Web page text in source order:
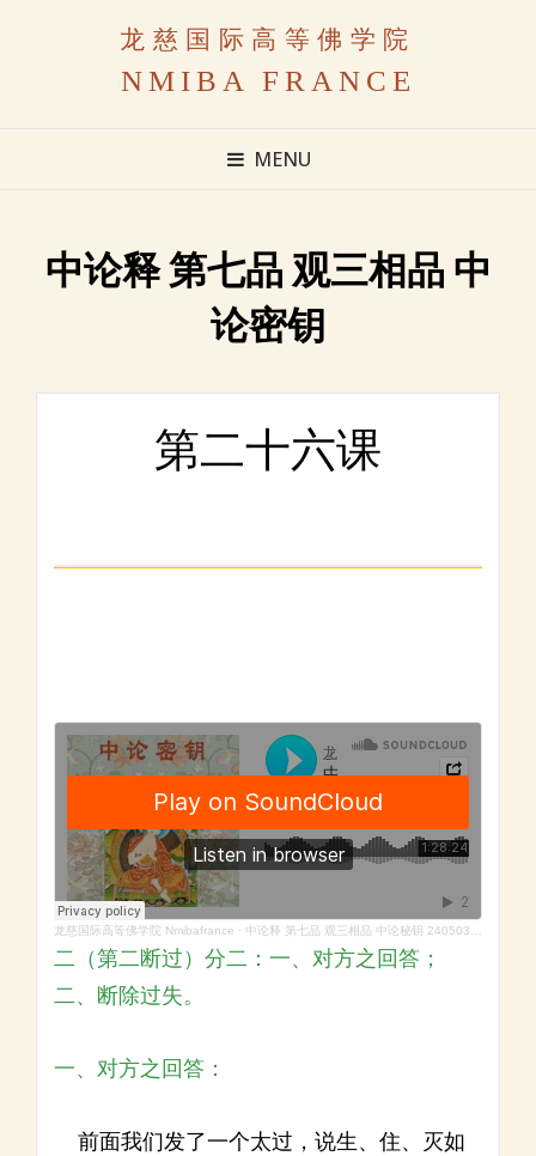
龙慈国际高等佛学院
NMIBA FRANCE
MENU
中论释 第七品 观三相品 中
论密钥
第二十六课
龙慈国际高等佛学院 Nmibafrance · 中论释 第七品 观三相品 中论秘钥 240503_0908
二（第二断过）分二：一、对方之回答；
二、断除过失。
一、对方之回答：
前面我们发了一个太过，说生、住、灭如